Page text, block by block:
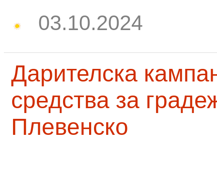
03.10.2024
Дарителска
средства за
Плевенско